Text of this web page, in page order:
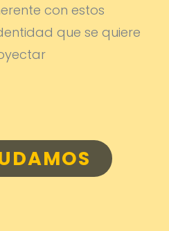
con estos
que se quiere